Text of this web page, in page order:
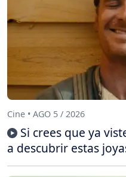
Cine • AGO 5 / 2026
Si crees que ya
a descubrir estas